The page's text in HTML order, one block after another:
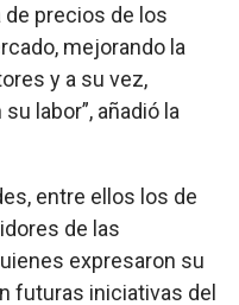
precios de los
mejorando la
y a su vez,
labor”, añadió la
entre ellos los de
de las
expresaron su
futuras iniciativas del